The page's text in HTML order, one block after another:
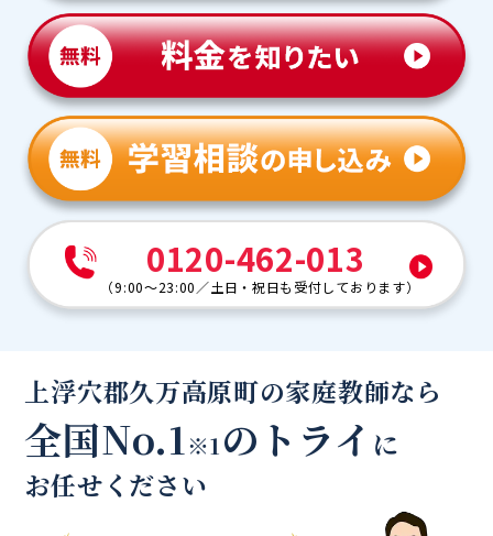
0120-462-013
（9:00～23:00／土日・祝日も受付しております）
上浮穴郡久万高原町の家庭教師なら
全国No.1※1のトライ に
お任せください